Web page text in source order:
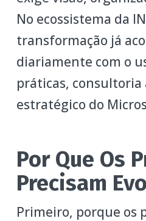
No ecossistema da
transformação já
diariamente com o
práticas, consultoria
estratégico do
Por Que Os
Precisam
Primeiro, porque os